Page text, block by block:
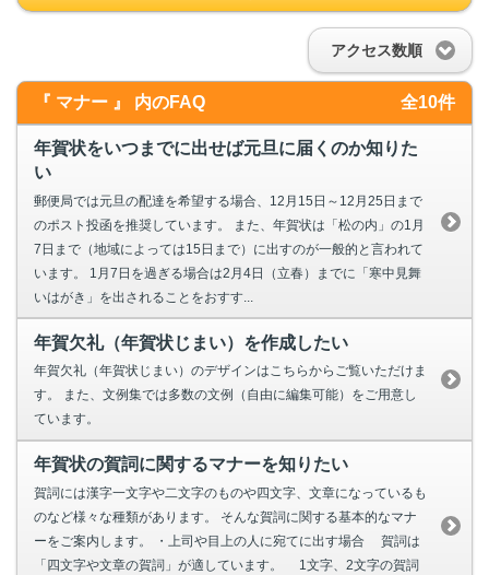
アクセス数順
『 マナー 』 内のFAQ 全10件
年賀状をいつまでに出せば元旦に届くのか知りた
い
郵便局では元旦の配達を希望する場合、12月15日～12月25日まで
のポスト投函を推奨しています。 また、年賀状は「松の内」の1月
7日まで（地域によっては15日まで）に出すのが一般的と言われて
います。 1月7日を過ぎる場合は2月4日（立春）までに「寒中見舞
いはがき」を出されることをおすす...
年賀欠礼（年賀状じまい）を作成したい
年賀欠礼（年賀状じまい）のデザインはこちらからご覧いただけま
す。 また、文例集では多数の文例（自由に編集可能）をご用意し
ています。
年賀状の賀詞に関するマナーを知りたい
賀詞には漢字一文字や二文字のものや四文字、文章になっているも
のなど様々な種類があります。 そんな賀詞に関する基本的なマナ
ーをご案内します。 ・上司や目上の人に宛てに出す場合 賀詞は
「四文字や文章の賀詞」が適しています。 1文字、2文字の賀詞